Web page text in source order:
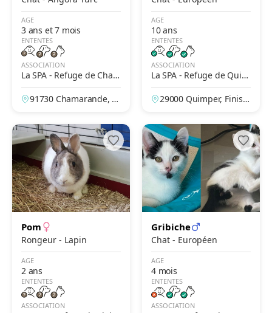
AGE
3 ans et 7 mois
ENTENTES
ASSOCIATION
La SPA - Refuge de Cham
arande
91730 Chamarande, Es
AGE
10 ans
ENTENTES
ASSOCIATION
La SPA - Refuge de Quim
per – Du Corniguel
29000 Quimper, Finistè
Pom
Rongeur - Lapin
AGE
2 ans
ENTENTES
ASSOCIATION
Gribiche
Chat - Européen
AGE
4 mois
ENTENTES
ASSOCIATION